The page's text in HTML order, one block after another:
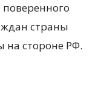
страны
на стороне РФ.